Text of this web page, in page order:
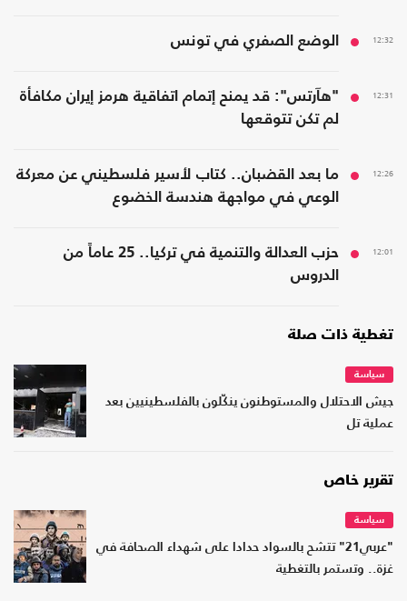
12:32 الوضع الصفري في تونس
12:31
"هآرتس": قد يمنح إتمام اتفاقية هرمز إيران مكافأة
لم تكن تتوقعها
12:26
ما بعد القضبان.. كتاب لأسير فلسطيني عن معركة
الوعي في مواجهة هندسة الخضوع
12:01
حزب العدالة والتنمية في تركيا.. 25 عاماً من
الدروس
تغطية ذات صلة
سياسة
جيش الاحتلال والمستوطنون ينكّلون بالفلسطينيين بعد
عملية تل
تقرير خاص
سياسة
"عربي21" تتشح بالسواد حدادا على شهداء الصحافة في
غزة.. وتستمر بالتغطية